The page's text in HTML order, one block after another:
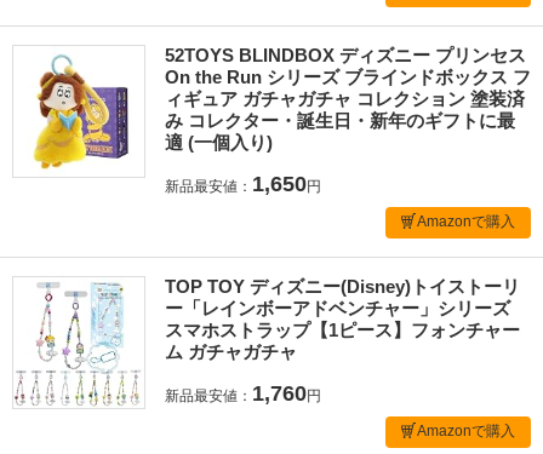
52TOYS BLINDBOX ディズニー プリンセス
On the Run シリーズ ブラインドボックス フ
ィギュア ガチャガチャ コレクション 塗装済
み コレクター・誕生日・新年のギフトに最
適 (一個入り)
新品最安値： 1,650円
Amazonで購入
TOP TOY ディズニー(Disney)トイストーリ
ー「レインボーアドベンチャー」シリーズ
スマホストラップ【1ピース】フォンチャー
ム ガチャガチャ
新品最安値： 1,760円
Amazonで購入